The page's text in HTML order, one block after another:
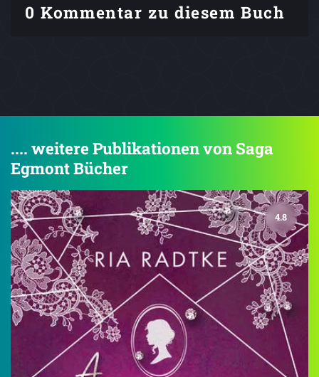
0 Kommentar zu diesem Buch
.... weitere Publikationen von Saga
Egmont Bücher
4.8